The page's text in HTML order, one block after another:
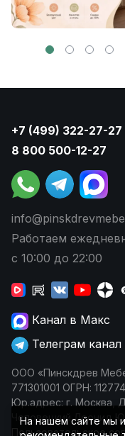
+7 (499) 322-27-27
8 800 500-12-27
Работаем
с 10:00 до 22:00
Канал в Макс
Телеграм канал
ООО «Пинскдрев
771301001 ОГРН:
Юр.адрес: г. Москва,
Чеповецкий Леонид
Пользовательское
На нашем сайте мы